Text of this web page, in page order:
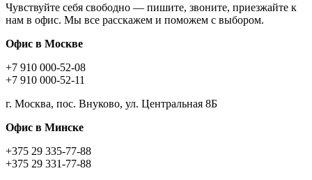
Чувствуйте себя свободно — пишите, звоните, приезжайте к
нам в офис. Мы все расскажем и поможем с выбором.
Офис в Москве
+7 910 000-52-08
+7 910 000-52-11
г. Москва, пос. Внуково, ул. Центральная 8Б
Офис в Минске
+375 29 335-77-88
+375 29 331-77-88